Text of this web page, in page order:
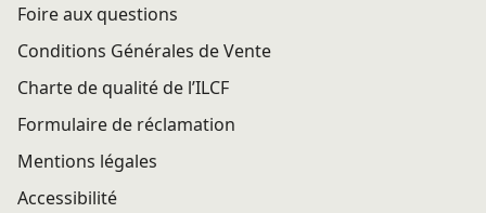
Foire aux questions
Conditions Générales de Vente
Charte de qualité de l’ILCF
Formulaire de réclamation
Mentions légales
Accessibilité